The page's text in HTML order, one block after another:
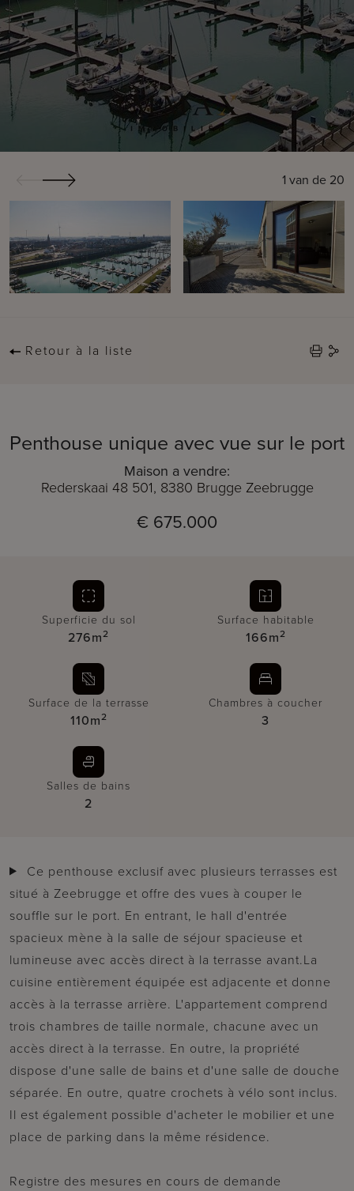
1 van de 20
Retour à la liste
Penthouse unique avec vue sur le port
Maison a vendre:
Rederskaai 48 501, 8380 Brugge Zeebrugge
€ 675.000
Superficie du sol
276m2
Surface habitable
166m2
Surface de la terrasse
110m2
Chambres à coucher
3
Salles de bains
2
situé à Zeebrugge et offre des vues à couper le
souffle sur le port. En entrant, le hall d'entrée
spacieux mène à la salle de séjour spacieuse et
lumineuse avec accès direct à la terrasse avant.La
cuisine entièrement équipée est adjacente et donne
accès à la terrasse arrière. L'appartement comprend
trois chambres de taille normale, chacune avec un
accès direct à la terrasse. En outre, la propriété
dispose d'une salle de bains et d'une salle de douche
séparée. En outre, quatre crochets à vélo sont inclus.
Il est également possible d'acheter le mobilier et une
place de parking dans la même résidence.
Registre des mesures en cours de demande